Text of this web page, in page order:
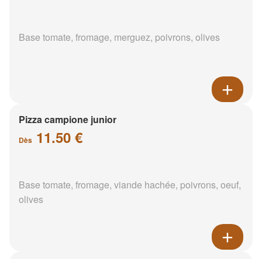
Base tomate, fromage, merguez, poivrons, olives
Pizza campione junior
Dès 11.50 €
Base tomate, fromage, viande hachée, poivrons, oeuf,
olives